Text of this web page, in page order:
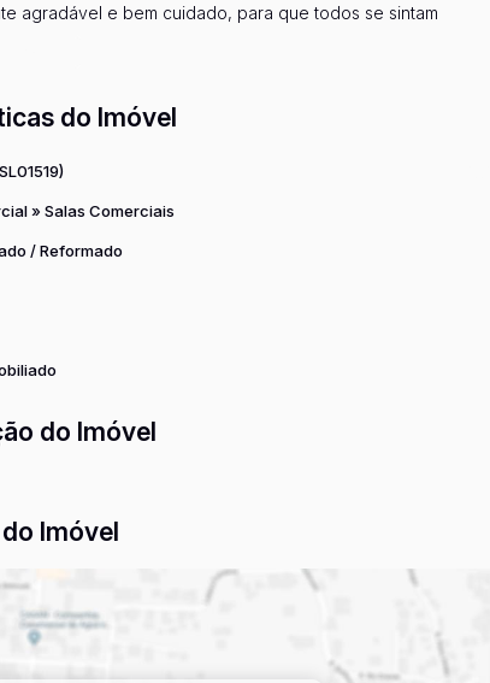
agradável e bem cuidado, para que todos se sintam
que certamente contribuirá para o crescimento do
também é uma vantagem, pois isso atrairá ainda mais
ainda algumas comodidades adicionais, como
o quanto esses aspectos são importantes para
um verdadeiro sucesso! Agende agora mesmo uma visita
comercial tem a oferecer. Estamos ansiosos para
do Imóvel
» Salas Comerciais
/ Reformado
do Imóvel
Imóvel